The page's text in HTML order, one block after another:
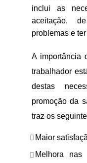
inclui as
aceitação,
problemas e
A importância
trabalhador
destas
promoção da
traz os
Maior
Melhora nas